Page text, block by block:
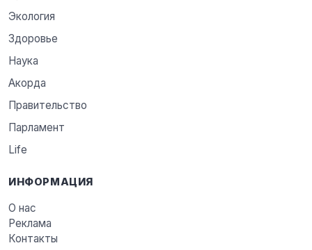
Экология
Здоровье
Наука
Акорда
Правительство
Парламент
Life
ИНФОРМАЦИЯ
О нас
Реклама
Контакты